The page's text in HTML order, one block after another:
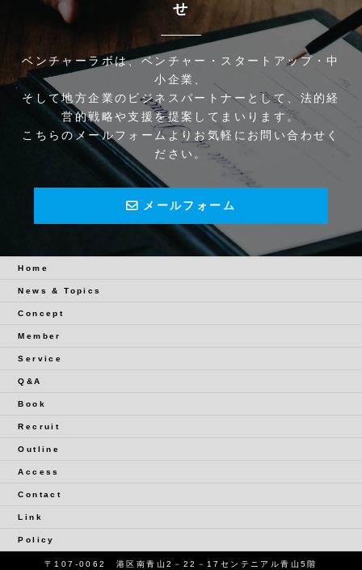
せ
ベンチャーラボは、ベンチャー・スタートアップ・中
小企業、
そして地方企業のビジネスパートナーとして、法的経
営的戦略や支援を提案してまいります。
こちらのメールフォームよりお気軽にお問い合わせく
ださい。
メールフォーム
Home
News & Topics
Concept
Member
Service
Q&A
Book
Recruit
Outline
Access
Contact
Link
Policy
〒107-0062 港区南青山2－22－17センテニアル青山5階